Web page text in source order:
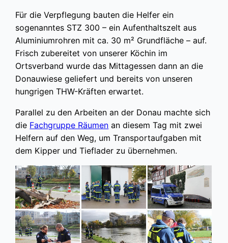
Für die Verpflegung bauten die Helfer ein
sogenanntes STZ 300 – ein Aufenthaltszelt aus
Aluminiumrohren mit ca. 30 m² Grundfläche – auf.
Frisch zubereitet von unserer Köchin im
Ortsverband wurde das Mittagessen dann an die
Donauwiese geliefert und bereits von unseren
hungrigen THW-Kräften erwartet.
Parallel zu den Arbeiten an der Donau machte sich
die Fachgruppe Räumen an diesem Tag mit zwei
Helfern auf den Weg, um Transportaufgaben mit
dem Kipper und Tieflader zu übernehmen.